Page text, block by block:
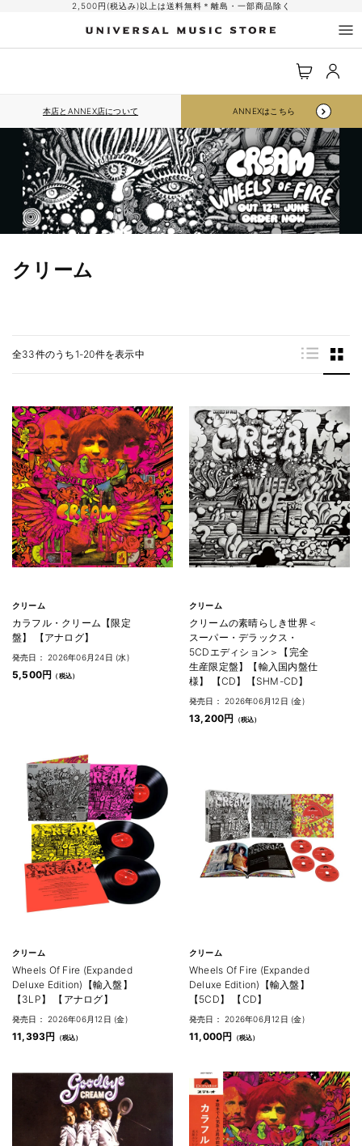
2,500円(税込み)以上は送料無料＊離島・一部商品除く
ー
ロ
グ
イ
ン
本店とANNEX店について ANNEXはこちら
クリーム
全33件のうち1-20件を表示中
クリーム
カラフル・クリーム【限定
盤】 【アナログ】
発売日： 2026年06月24日 (水)
5,500円
クリーム
クリームの素晴らしき世界＜
スーパー・デラックス・
5CDエディション＞【完全
生産限定盤】【輸入国内盤仕
様】 【CD】【SHM-CD】
発売日： 2026年06月12日 (金)
13,200円
クリーム
Wheels Of Fire (Expanded
Deluxe Edition)【輸入盤】
【3LP】 【アナログ】
発売日： 2026年06月12日 (金)
11,393円
クリーム
Wheels Of Fire (Expanded
Deluxe Edition)【輸入盤】
【5CD】 【CD】
発売日： 2026年06月12日 (金)
11,000円